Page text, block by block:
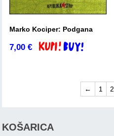
Marko Kociper: Podgana
7,00€ Dodaj v košarico
← 1 2
KOŠARICA